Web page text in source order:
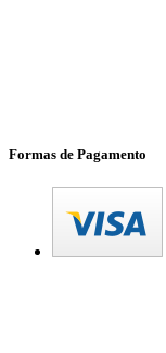
Formas de Pagamento